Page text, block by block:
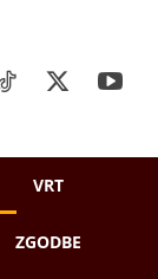
VRT
ZGODBE